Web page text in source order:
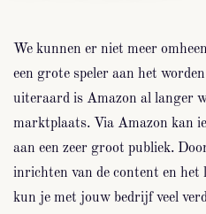
We kunnen er niet meer
een grote speler aan het
uiteraard is Amazon al langer
marktplaats. Via Amazon kan
aan een zeer groot publiek.
inrichten van de content en het
kun je met jouw bedrijf veel